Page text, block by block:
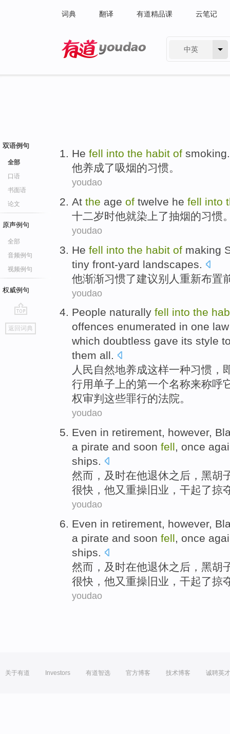
词典 翻译 有道精品课 云笔记
中英
双语例句
全部
口语
书面语
论文
原声例句
全部
音频例句
视频例句
权威例句
go
top
返回词典
He fell into the habit of smoking.
他养成了吸烟的习惯。
youdao
At the age of twelve he fell into
十二岁时他就染上了抽烟的习惯
youdao
He fell into the habit of making
tiny front-yard landscapes
他渐渐习惯了建议别人重新布置
youdao
People naturally fell into the
offences enumerated in one law
which doubtless gave its style
them all.
人民 自然地养成这样一种习惯 ，
行用单子 上的第一个名称来称呼
权审判 这些罪行的法院。
youdao
Even in retirement, however,
a pirate and soon fell, once
ships.
然而 ，及时在他退休之后，黑胡
很快 ，他又 重操旧业，干起了掠
youdao
Even in retirement, however,
a pirate and soon fell, once
ships.
然而 ，及时在他退休之后，黑胡
很快 ，他又 重操旧业，干起了掠
youdao
关于有道 Investors 有道智选 官方博客 技术博客 诚聘英才